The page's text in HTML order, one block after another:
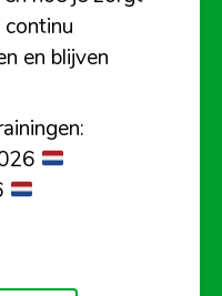
en blijven